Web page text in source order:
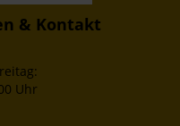
& Kontakt
Uhr